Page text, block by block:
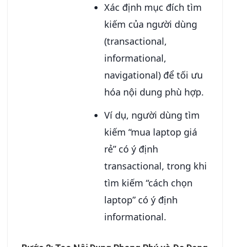
Xác định mục đích tìm
kiếm của người dùng
(transactional,
informational,
navigational) để tối ưu
hóa nội dung phù hợp.
Ví dụ, người dùng tìm
kiếm “mua laptop giá
rẻ” có ý định
transactional, trong khi
tìm kiếm “cách chọn
laptop” có ý định
informational.